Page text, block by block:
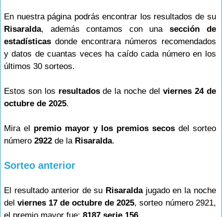
En nuestra página podrás encontrar los resultados de su
Risaralda, además contamos con una sección de
estadísticas donde encontrara números recomendados
y datos de cuantas veces ha caído cada número en los
últimos 30 sorteos.
Estos son los resultadosde la noche del viernes 24 de
octubre de 2025.
Mira el premio mayor y los premios secosdel sorteo
número 2922 de la Risaralda.
Sorteo anterior
El resultado anterior de su Risaraldajugado en la noche
delviernes 17 de octubre de 2025, sorteo número 2921,